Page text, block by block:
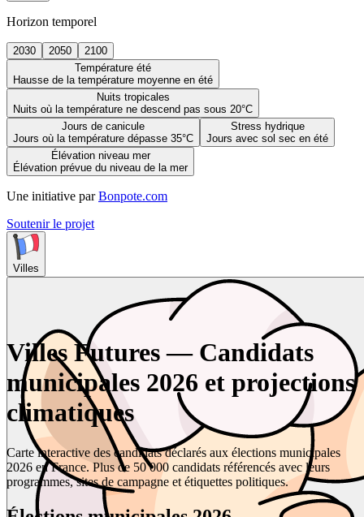
Horizon temporel
2030 2050
2100
Température été
Hausse de la température moyenne en été
Nuits tropicales
Nuits où la température ne descend pas sous 20°C
Jours de canicule
Jours où la température dépasse 35°C
Stress hydrique
Jours avec sol sec en été
Élévation niveau mer
Élévation prévue du niveau de la mer
Une initiative par Bonpote.com
Soutenir le projet
Villes
Villes Futures — Candidats
municipales 2026 et projections
climatiques
Carte interactive des candidats déclarés aux élections municipales
2026 en France. Plus de 50 000 candidats référencés avec leurs
programmes, sites de campagne et étiquettes politiques.